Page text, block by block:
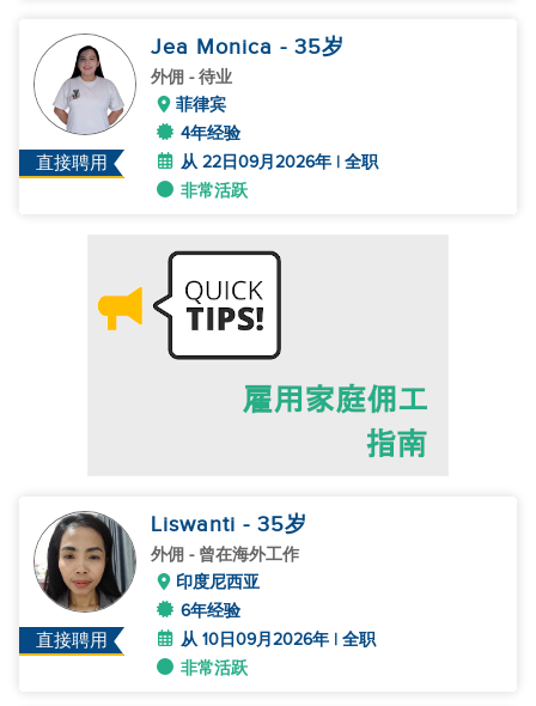
直接聘用
Jea Monica - 35岁
外佣 - 待业
菲律宾
4年经验
从 22日09月2026年 | 全职
非常活跃
直接聘用
Liswanti - 35岁
外佣 - 曾在海外工作
印度尼西亚
6年经验
从 10日09月2026年 | 全职
非常活跃